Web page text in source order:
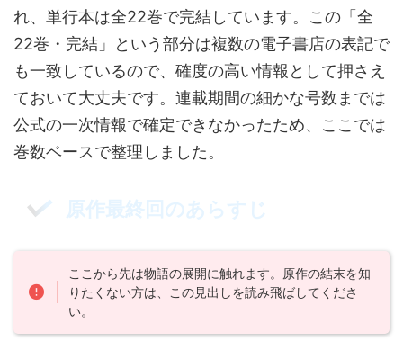
れ、単行本は全22巻で完結しています。この「全
22巻・完結」という部分は複数の電子書店の表記で
も一致しているので、確度の高い情報として押さえ
ておいて大丈夫です。連載期間の細かな号数までは
公式の一次情報で確定できなかったため、ここでは
巻数ベースで整理しました。
原作最終回のあらすじ
ここから先は物語の展開に触れます。原作の結末を知
りたくない方は、この見出しを読み飛ばしてくださ
い。